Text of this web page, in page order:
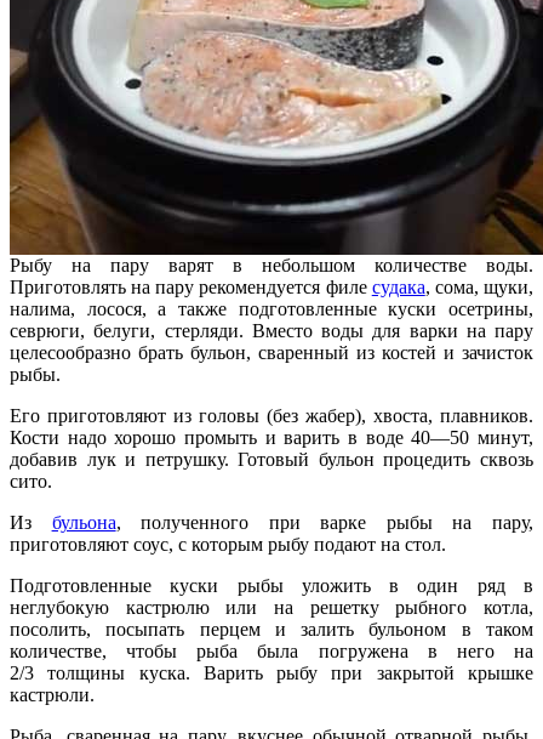
Рыбу на пару варят в небольшом количестве воды.
Приготовлять на пару рекомендуется филе судака, сома, щуки,
налима, лосося, а также подготовленные куски осетрины,
севрюги, белуги, стерляди. Вместо воды для варки на пару
целесообразно брать бульон, сваренный из костей и зачисток
рыбы.
Его приготовляют из головы (без жабер), хвоста, плавников.
Кости надо хорошо промыть и варить в воде 40—50 минут,
добавив лук и петрушку. Готовый бульон процедить сквозь
сито.
Из бульона, полученного при варке рыбы на пару,
приготовляют соус, с которым рыбу подают на стол.
Подготовленные куски рыбы уложить в один ряд в
неглубокую кастрюлю или на решетку рыбного котла,
посолить, посыпать перцем и залить бульоном в таком
количестве, чтобы рыба была погружена в него на
2/3 толщины куска. Варить рыбу при закрытой крышке
кастрюли.